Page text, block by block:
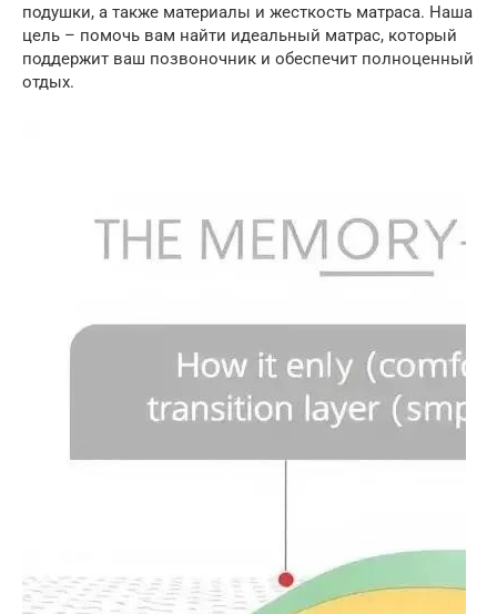
подушки, а также материалы и жесткость матраса. Наша
цель – помочь вам найти идеальный матрас, который
поддержит ваш позвоночник и обеспечит полноценный
отдых.